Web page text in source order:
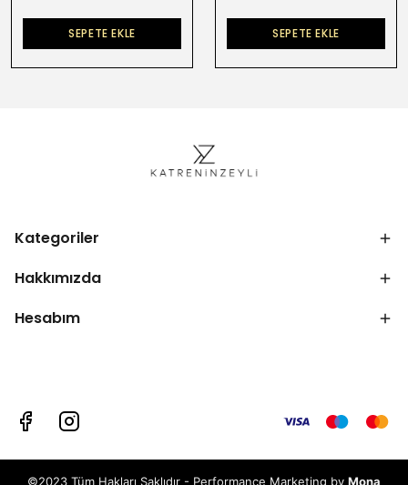
SEPETE EKLE SEPETE EKLE
Kategoriler
Hakkımızda
Hesabım
©2023 Tüm Hakları Saklıdır - Performance Marketing by Mona